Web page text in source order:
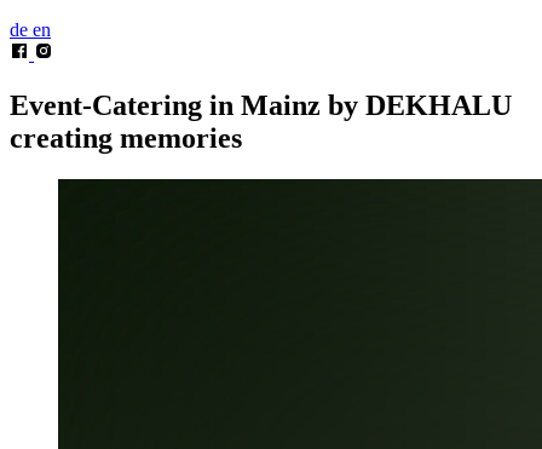
de en
Event-Catering in Mainz by DEKHALU
creating memories